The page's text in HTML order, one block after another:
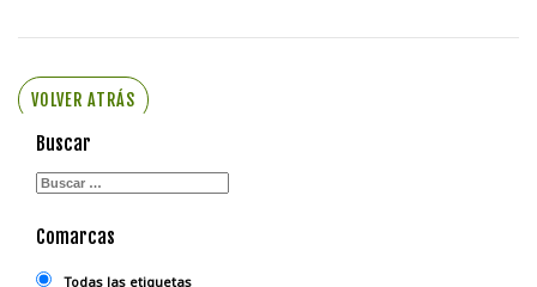
VOLVER ATRÁS
Buscar
Comarcas
Todas las etiquetas